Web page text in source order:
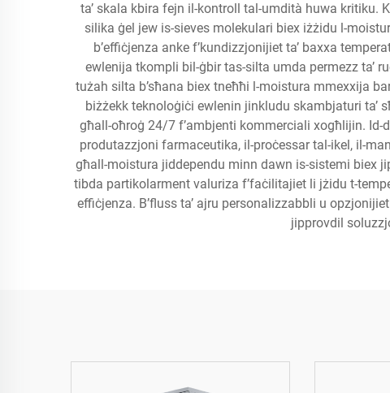
ta’ skala kbira fejn il-kontroll tal-umdità huwa kritiku.
silika ġel jew is-sieves molekulari biex iżżidu l-
b’effiċjenza anke f’kundizzjonijiet ta’ baxxa
ewlenija tkompli bil-ġbir tas-silta umda permezz ta’
tużah silta b’sħana biex tneħħi l-moistura mmexxija
biżżekk teknoloġiċi ewlenin jinkludu skambjaturi ta’
għall-oħroġ 24/7 f’ambjenti kommerciali xogħlijin.
produtazzjoni farmaceutika, il-proċessar tal-ikel, il-
għall-moistura jiddependu minn dawn is-sistemi biex
tibda partikolarment valuriza f’faċilitajiet li jżidu t-
effiċjenza. B’fluss ta’ ajru personalizzabbli u
jipprovdil